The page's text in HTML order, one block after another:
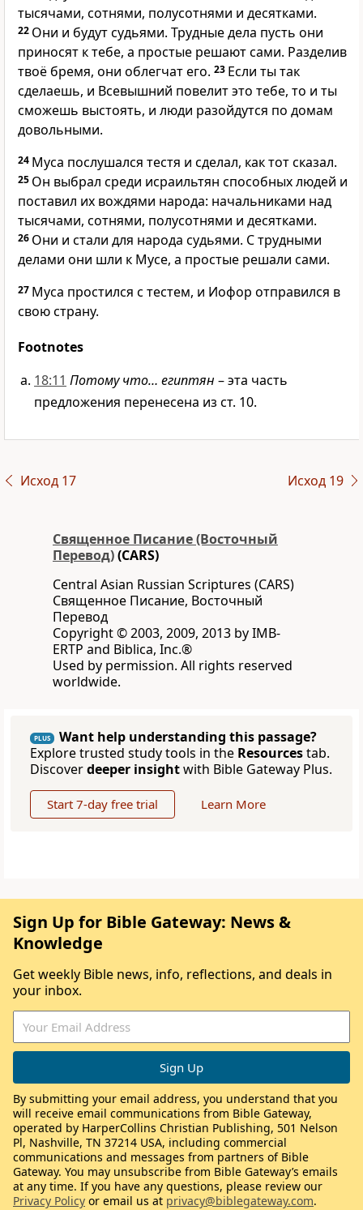
тысячами, сотнями, полусотнями и десятками.
22 Они и будут судьями. Трудные дела пусть они
приносят к тебе, а простые решают сами. Разделив
твоё бремя, они облегчат его. 23 Если ты так
сделаешь, и Всевышний повелит это тебе, то и ты
сможешь выстоять, и люди разойдутся по домам
довольными.
24 Муса послушался тестя и сделал, как тот сказал.
25 Он выбрал среди исраильтян способных людей и
поставил их вождями народа: начальниками над
тысячами, сотнями, полусотнями и десятками.
26 Они и стали для народа судьями. С трудными
делами они шли к Мусе, а простые решали сами.
27 Муса простился с тестем, и Иофор отправился в
свою страну.
Footnotes
18:11 Потому что… египтян – эта часть
предложения перенесена из ст. 10.
Исход 17 Исход 19
Священное Писание (Восточный
Перевод)(CARS)
Central Asian Russian Scriptures (CARS)
Священное Писание, Восточный
Перевод
Copyright © 2003, 2009, 2013 by IMB-
ERTP and Biblica, Inc.®
Used by permission. All rights reserved
worldwide.
PLUS
Want help understanding this passage?
Explore trusted study tools in the Resourcestab.
Discoverdeeper insightwith Bible Gateway Plus.
Start 7-day free trial Learn More
Sign Up for Bible Gateway: News &
Knowledge
Get weekly Bible news, info, reflections, and deals in
your inbox.
By submitting your email address, you understand that you
will receive email communications from Bible Gateway,
operated by HarperCollins Christian Publishing, 501 Nelson
Pl, Nashville, TN 37214 USA, including commercial
communications and messages from partners of Bible
Gateway. You may unsubscribe from Bible Gateway’s emails
at any time. If you have any questions, please review our
Privacy Policy or email us at privacy@biblegateway.com.